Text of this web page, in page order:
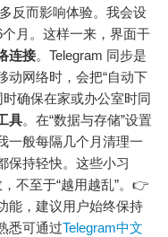
反而影响体验。我会设
月。这样一来，界面干
连接。 Telegram 同步是
动网络时，会把“自动下
确保在家或办公室时同
具。在“数据与存储”设置
一般每隔几个月清理一
保持轻快。这些小习
不至于“越用越乱”。👉
能，建议用户始终保持
悉可通过Telegram中文